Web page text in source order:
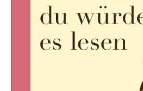
AKTUELLES
NEWSLETTER